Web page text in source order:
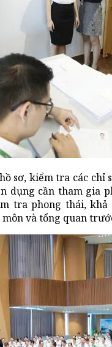
sơ, kiểm tra các chỉ
dụng cần tham gia
tra phong thái,
và tổng quan